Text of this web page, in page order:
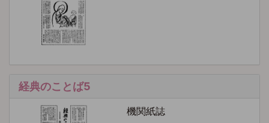
経典のことば5
機関紙誌